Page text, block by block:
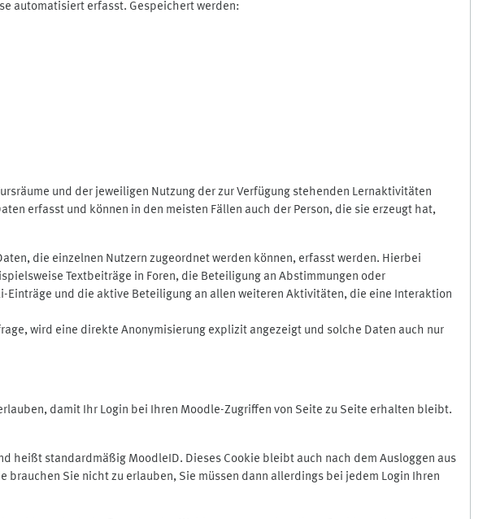
automatisiert erfasst. Gespeichert werden:
und der jeweiligen Nutzung der zur Verfügung stehenden Lernaktivitäten
erfasst und können in den meisten Fällen auch der Person, die sie erzeugt hat,
die einzelnen Nutzern zugeordnet werden können, erfasst werden. Hierbei
Textbeiträge in Foren, die Beteiligung an Abstimmungen oder
und die aktive Beteiligung an allen weiteren Aktivitäten, die eine Interaktion
wird eine direkte Anonymisierung explizit angezeigt und solche Daten auch nur
damit Ihr Login bei Ihren Moodle-Zugriffen von Seite zu Seite erhalten bleibt.
heißt standardmäßig MoodleID. Dieses Cookie bleibt auch nach dem Ausloggen aus
Sie nicht zu erlauben, Sie müssen dann allerdings bei jedem Login Ihren